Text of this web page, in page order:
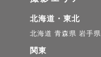
北海道・東北
北海道 青森県 岩手県
関東